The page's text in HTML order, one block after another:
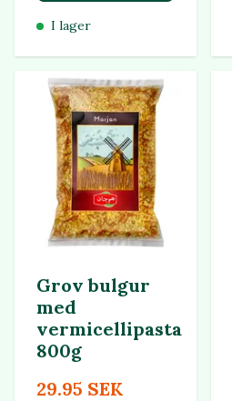
I lager
Grov bulgur
med
vermicellipasta
800g
29.95 SEK